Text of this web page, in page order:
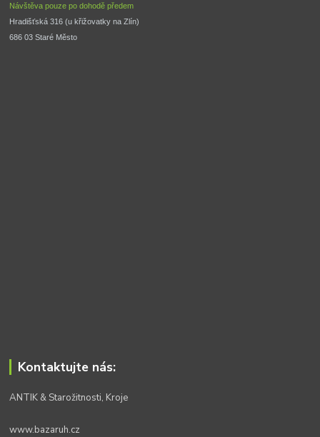
Návštěva pouze po dohodě předem
Hradišťská 316 (u křižovatky na Zlín)
686 03 Staré Město
Kontaktujte nás:
ANTIK & Starožitnosti, Kroje
www.bazaruh.cz